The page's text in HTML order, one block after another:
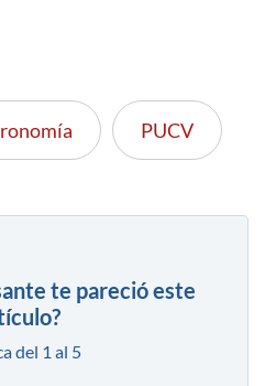
PUCV
te pareció este
del 1 al 5